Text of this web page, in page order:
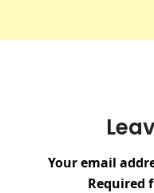
Your email
Required